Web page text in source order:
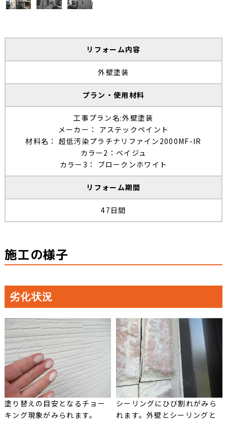
リフォーム内容
外壁塗装
プラン・使用材料
工事プラン名:外壁塗装
メーカー： アステックペイント
材料名： 超低汚染プラチナリファイン2000MF-IR
カラー2：ベイジュ
カラー3： ブロークンホワイト
リフォーム期間
47日間
施工の様子
劣化状況
塗り替えの目安となるチョー
キング現象がみられます。
シーリングにひび割れがみら
れます。外壁とシーリングと